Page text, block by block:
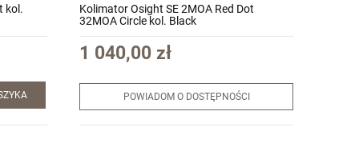
kol.
Kolimator Osight SE 2MOA Red Dot
32MOA Circle kol. Black
1 040,00 zł
POWIADOM O DOSTĘPNOŚCI